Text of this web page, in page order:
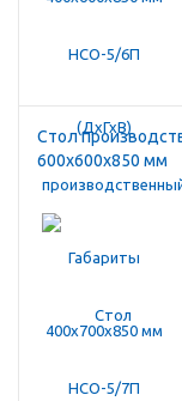
Стол
600х600х850 мм